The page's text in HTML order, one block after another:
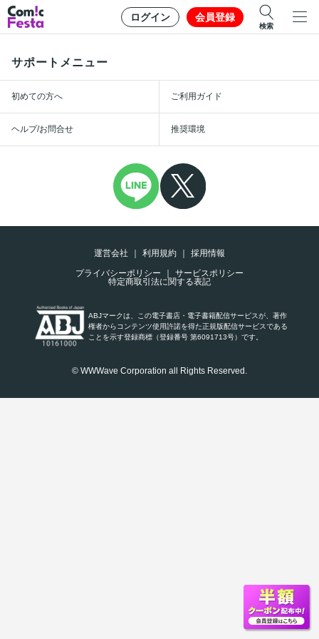
ログイン 会員登録
検索
サポートメニュー
初めての方へ ご利用ガイド
ヘルプ/お問合せ 推奨環境
運営会社 利用規約
採用情報
プライバシーポリシー
サービスポリシー
特定商取引法に関する表記
ABJマークは、この電子書店・電子書籍配信サービスが、著作
権者からコンテンツ使用許諾を得た正規版配信サービスである
ことを示す登録商標（登録番号 第6091713号）です。
© WWWave Corporation all Rights Reserved.